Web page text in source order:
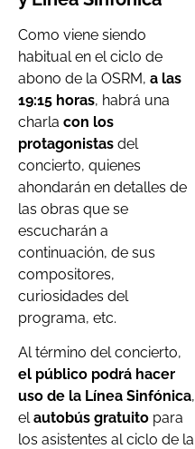
Como viene siendo
habitual en el ciclo de
abono de la OSRM, a las
19:15 horas, habrá una
charla con los
protagonistas del
concierto, quienes
ahondarán en detalles de
las obras que se
escucharán a
continuación, de sus
compositores,
curiosidades del
programa, etc.
Al término del concierto,
el público podrá hacer
uso de la Línea Sinfónica,
elautobús gratuito para
los asistentes al ciclo de la